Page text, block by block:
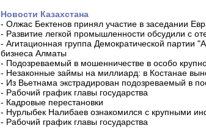
Новости Казахстана
- Олжас Бектенов принял участие в заседании
- Развитие легкой промышленности обсудили с
- Агитационная группа Демократической партии
бизнеса Алматы
- Подозреваемый в мошенничестве в особо
- Незаконные займы на миллиард: в Костанае
- Из Вьетнама экстрадирован подозреваемый в
- Рабочий график главы государства
- Кадровые перестановки
- Нурлыбек Налибаев ознакомился с крупными
- Рабочий график главы государства